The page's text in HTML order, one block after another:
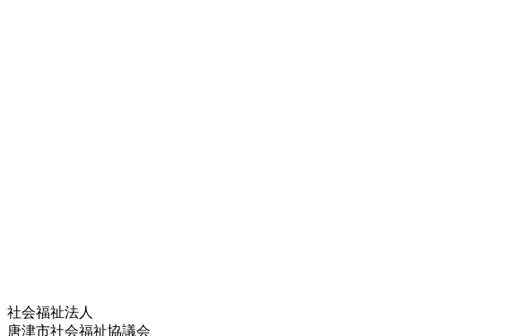
社会福祉法人
唐津市社会福祉協議会